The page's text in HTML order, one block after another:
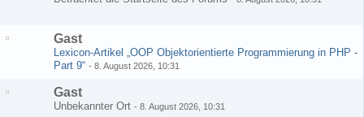
Gast
Lexicon-Artikel „OOP Objektorientierte Programmierung in PHP -
Part 9“ - 8. August 2026, 10:31
Gast
Unbekannter Ort - 8. August 2026, 10:31